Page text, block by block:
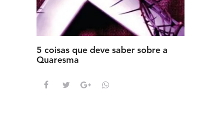
5 coisas que deve saber sobre a
Quaresma